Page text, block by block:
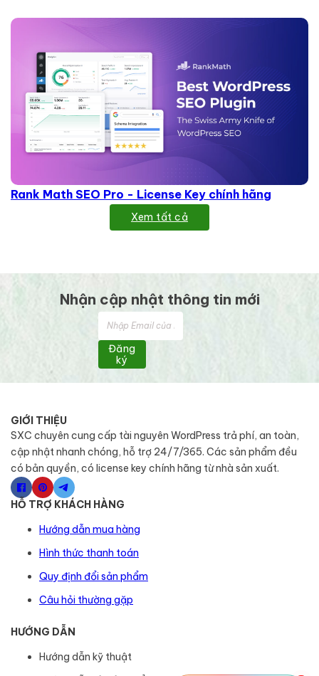
Rank Math SEO Pro - License Key chính hãng
Xem tất cả
Nhận cập nhật thông tin mới
Đăng
ký
GIỚI THIỆU
SXC chuyên cung cấp tài nguyên WordPress trả phí, an toàn,
cập nhật nhanh chóng, hỗ trợ 24/7/365. Các sản phẩm đều
có bản quyền, có license key chính hãng từ nhà sản xuất.
HỖ TRỢ KHÁCH HÀNG
Hướng dẫn mua hàng
Hình thức thanh toán
Quy định đổi sản phẩm
Câu hỏi thường gặp
HƯỚNG DẪN
Hướng dẫn kỹ thuật